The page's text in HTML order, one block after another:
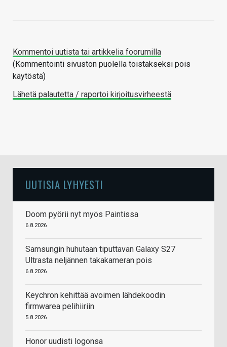
Kommentoi uutista tai artikkelia foorumilla
(Kommentointi sivuston puolella toistakseksi pois
käytöstä)
Lähetä palautetta / raportoi kirjoitusvirheestä
UUTISIA LYHYESTI
Doom pyörii nyt myös Paintissa
6.8.2026
Samsungin huhutaan tiputtavan Galaxy S27
Ultrasta neljännen takakameran pois
6.8.2026
Keychron kehittää avoimen lähdekoodin
firmwarea pelihiiriin
5.8.2026
Honor uudisti logonsa